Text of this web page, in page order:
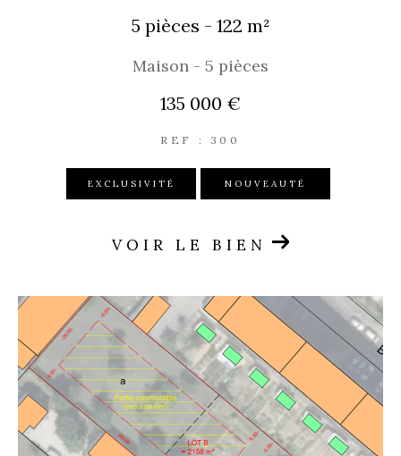
5 pièces - 122 m²
Maison - 5 pièces
135 000 €
REF : 300
EXCLUSIVITÉ NOUVEAUTÉ
VOIR LE BIEN